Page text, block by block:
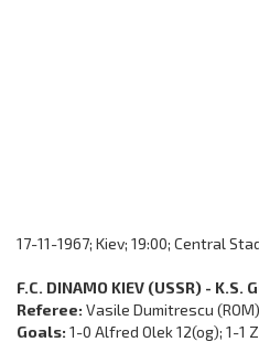
17-11-1967; Kiev; 19:00; Central
F.C. DINAMO KIEV (USSR) - K.S.
Referee: Vasile Dumitrescu (ROM)
Goals: 1-0 Alfred Olek 12(og); 1-1